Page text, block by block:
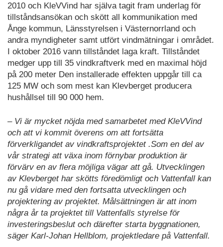
2010 och KleVVind har själva tagit fram underlag för
tillståndsansökan och skött all kommunikation med
Ånge kommun, Länsstyrelsen i Västernorrland och
andra myndigheter samt utfört vindmätningar i området.
I oktober 2016 vann tillståndet laga kraft. Tillståndet
medger upp till 35 vindkraftverk med en maximal höjd
på 200 meter Den installerade effekten uppgår till ca
125 MW och som mest kan Klevberget producera
hushållsel till 90 000 hem.
– Vi är mycket nöjda med samarbetet med KleVVind
och att vi kommit överens om att fortsätta
förverkligandet av vindkraftsprojektet .Som en del av
vår strategi att växa inom förnybar produktion är
förvärv en av flera möjliga vägar att gå. Utvecklingen
av Klevberget har skötts föredömligt och Vattenfall kan
nu gå vidare med den fortsatta utvecklingen och
projektering av projektet. Målsättningen är att inom
några år ta projektet till Vattenfalls styrelse för
investeringsbeslut och därefter starta byggnationen,
säger Karl-Johan Hellblom, projektledare på Vattenfall.